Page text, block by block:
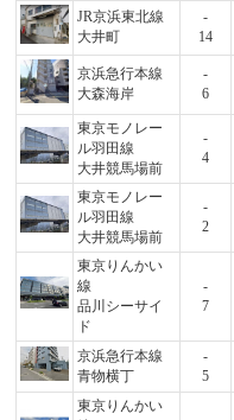
JR京浜東北線
大井町
-
14
京浜急行本線
大森海岸
-
6
東京モノレー
ル羽田線
大井競馬場前
-
4
東京モノレー
ル羽田線
大井競馬場前
-
2
東京りんかい
線
品川シーサイ
ド
-
7
京浜急行本線
青物横丁
-
5
東京りんかい